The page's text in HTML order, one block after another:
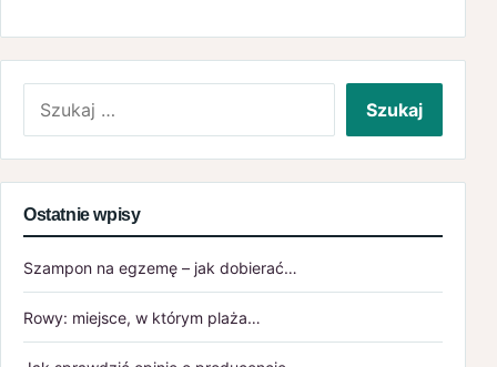
Ostatnie wpisy
Szampon na egzemę – jak dobierać…
Rowy: miejsce, w którym plaża…